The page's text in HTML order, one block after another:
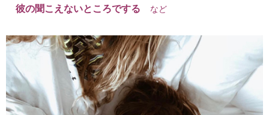
彼の聞こえないところでする など